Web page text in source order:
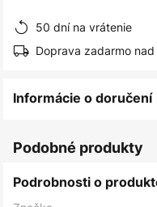
50 dní na vrátenie
Doprava zadarmo
Informácie o doručení
Podobné produkty
Podrobnosti o